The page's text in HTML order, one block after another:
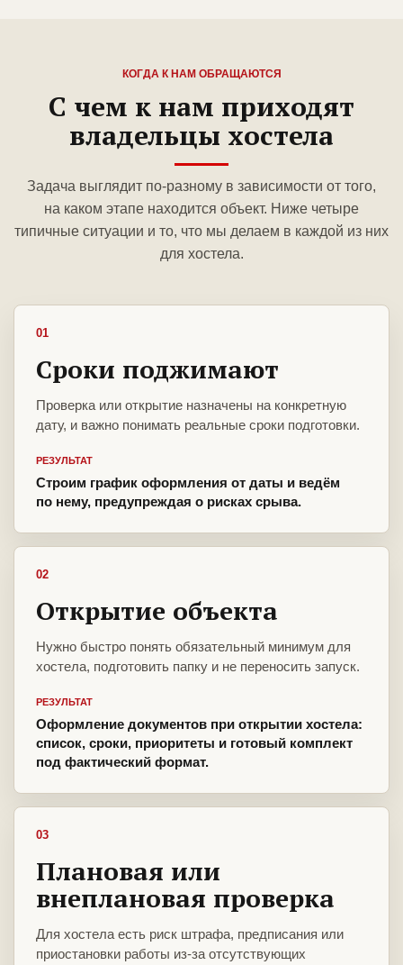
КОГДА К НАМ ОБРАЩАЮТСЯ
С чем к нам приходят
владельцы хостела
Задача выглядит по-разному в зависимости от того,
на каком этапе находится объект. Ниже четыре
типичные ситуации и то, что мы делаем в каждой из них
для хостела.
01
Сроки поджимают
Проверка или открытие назначены на конкретную
дату, и важно понимать реальные сроки подготовки.
РЕЗУЛЬТАТ
Строим график оформления от даты и ведём
по нему, предупреждая о рисках срыва.
02
Открытие объекта
Нужно быстро понять обязательный минимум для
хостела, подготовить папку и не переносить запуск.
РЕЗУЛЬТАТ
Оформление документов при открытии хостела:
список, сроки, приоритеты и готовый комплект
под фактический формат.
03
Плановая или
внеплановая проверка
Для хостела есть риск штрафа, предписания или
приостановки работы из-за отсутствующих